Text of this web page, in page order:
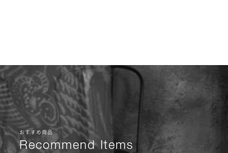
おすすめ商品
Recommend Items